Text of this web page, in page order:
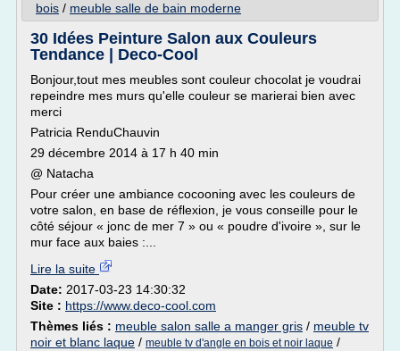
bois / meuble salle de bain moderne
30 Idées Peinture Salon aux Couleurs
Tendance | Deco-Cool
Bonjour,tout mes meubles sont couleur chocolat je voudrai
repeindre mes murs qu'elle couleur se marierai bien avec
merci
Patricia RenduChauvin
29 décembre 2014 à 17 h 40 min
@ Natacha
Pour créer une ambiance cocooning avec les couleurs de
votre salon, en base de réflexion, je vous conseille pour le
côté séjour « jonc de mer 7 » ou « poudre d'ivoire », sur le
mur face aux baies :...
Lire la suite
Date: 2017-03-23 14:30:32
Site : https://www.deco-cool.com
Thèmes liés : meuble salon salle a manger gris / meuble tv
noir et blanc laque / meuble tv d'angle en bois et noir laque /